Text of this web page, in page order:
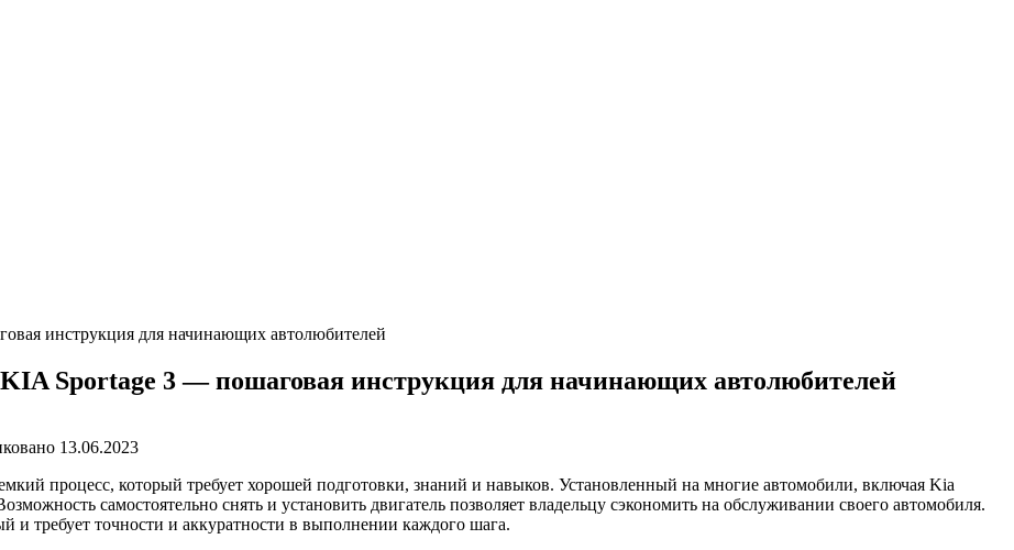
инструкция для начинающих автолюбителей
KIA Sportage 3 — пошаговая инструкция для начинающих автолюбителей
13.06.2023
процесс, который требует хорошей подготовки, знаний и навыков. Установленный на многие автомобили, включая Kia
самостоятельно снять и установить двигатель позволяет владельцу сэкономить на обслуживании своего автомобиля.
и требует точности и аккуратности в выполнении каждого шага.